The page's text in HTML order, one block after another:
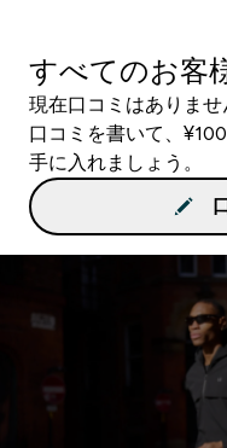
すべてのお客
現在口コミはありませ
口コミを書いて、
手に入れましょう。